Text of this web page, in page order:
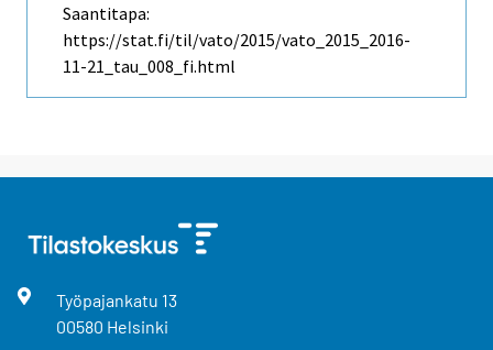
Saantitapa:
https://stat.fi/til/vato/2015/vato_2015_2016-
11-21_tau_008_fi.html
Työpajankatu 13
00580 Helsinki